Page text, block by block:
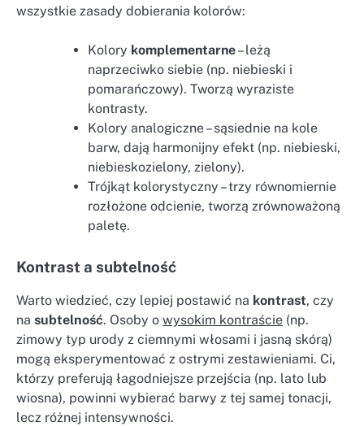
wszystkie zasady dobierania kolorów:
Kolory komplementarne– leżą
naprzeciwko siebie (np. niebieski i
pomarańczowy). Tworzą wyraziste
kontrasty.
Kolory analogiczne – sąsiednie na kole
barw, dają harmonijny efekt (np. niebieski,
niebieskozielony, zielony).
Trójkąt kolorystyczny – trzy równomiernie
rozłożone odcienie, tworzą zrównoważoną
paletę.
Kontrast a subtelność
Warto wiedzieć, czy lepiej postawić na kontrast, czy
na subtelność. Osoby o wysokim kontraście (np.
zimowy typ urody z ciemnymi włosami i jasną skórą)
mogą eksperymentować z ostrymi zestawieniami. Ci,
którzy preferują łagodniejsze przejścia (np. lato lub
wiosna), powinni wybierać barwy z tej samej tonacji,
lecz różnej intensywności.